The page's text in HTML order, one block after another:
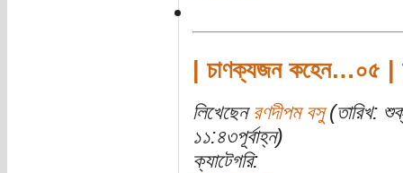
| চাণক্যজন কহেন…০৫ |
লিখেছেন রণদীপম বসু(তারিখ:
১১:৪৩পূর্বাহ্ন)
ক্যাটেগরি: